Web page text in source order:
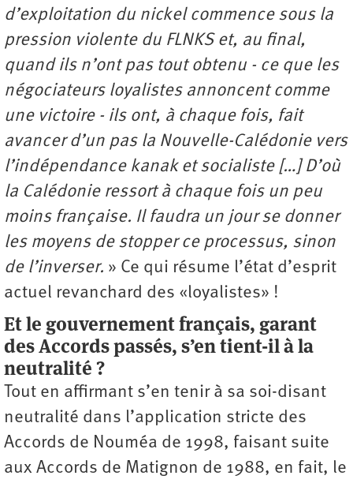
d’exploitation du nickel commence sous la
pression violente du FLNKS et, au final,
quand ils n’ont pas tout obtenu - ce que les
négociateurs loyalistes annoncent comme
une victoire - ils ont, à chaque fois, fait
avancer d’un pas la Nouvelle-Calédonie vers
l’indépendance kanak et socialiste […] D’où
la Calédonie ressort à chaque fois un peu
moins française. Il faudra un jour se donner
les moyens de stopper ce processus, sinon
de l’inverser. » Ce qui résume l’état d’esprit
actuel revanchard des «loyalistes» !
Et le gouvernement français, garant
des Accords passés, s’en tient-il à la
neutralité ?
Tout en affirmant s’en tenir à sa soi-disant
neutralité dans l’application stricte des
Accords de Nouméa de 1998, faisant suite
aux Accords de Matignon de 1988, en fait, le